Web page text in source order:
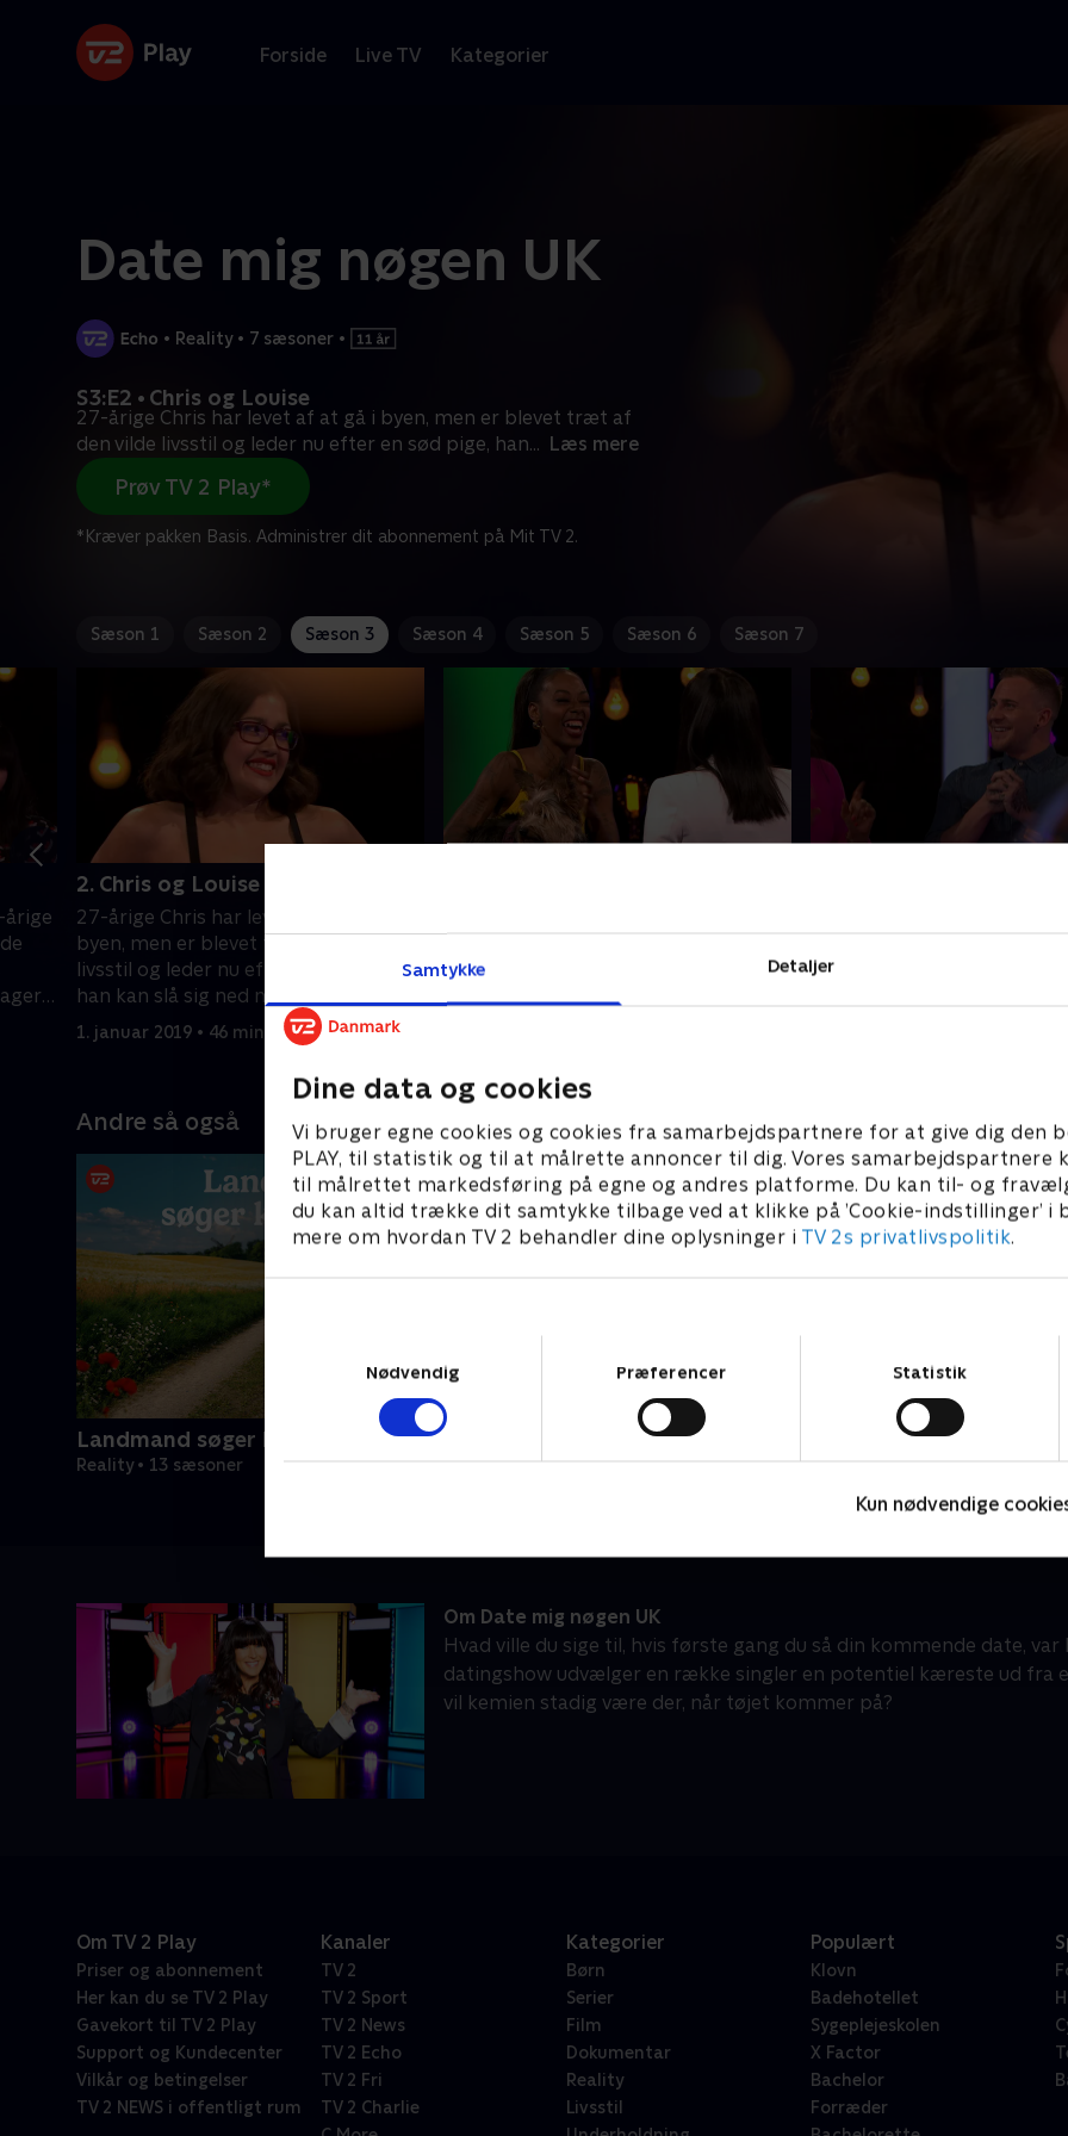
Samtykke Detaljer
Dine data og cookies
Vi bruger egne cookies og cookies fra samarbejdspartnere for at give dig den
PLAY, til statistik og til at målrette annoncer til dig. Vores samarbejdspartnere
til målrettet markedsføring på egne og andres platforme. Du kan til- og
du kan altid trække dit samtykke tilbage ved at klikke på ’Cookie-indstillinger’ i
mere om hvordan TV 2 behandler dine oplysninger i TV 2s privatlivspolitik.
Nødvendig
Præferencer Statistik
Kun nødvendige
Forside Live TV Kategorier
Date mig nøgen UK
• Reality • 7 sæsoner •
S3:E2 • Chris og Louise
27-årige Chris har levet af at gå i byen, men er blevet træt af
den vilde livsstil og leder nu efter en sød pige, han... Læs mere
Prøv TV 2 Play*
*Kræver pakken Basis. Administrer dit abonnement på Mit TV 2.
Sæson 1 Sæson 2 Sæson 3 Sæson 4 Sæson 5 Sæson 6 Sæson 7
årige
2. Chris og Louise
27-årige Chris har levet af at gå i
byen, men er blevet træt af den vilde
livsstil og leder nu efter en sød pige,
han kan slå sig ned med. 27-årige
Louise er fan af klassiske romantiske
romaner og søger en gammeldags
gentleman, der kan feje benene væk
under hende. Finder hun sin nøgne
prins på den hvide hest?
1. januar 2019 • 46 min
undtagen, når der gælder parforhold.
Leah er både til mænd og kvinder,
år er karateinstruktør og er født med
den arvelige sygdom cystisk fibrose.
Han håber at finde en nøgen pige,
der deler hans trang til at leve livet
fuldt ud.
blandt kvinderne, men er
nyt mod på tilværelsen og
en eventyrlysten kvinde at
med.
Andre så også
Landmand søger kærlighed
Reality • 13 sæsoner
Date mig nøgen - special
Om Date mig nøgen UK
Hvad ville du sige til, hvis første gang du så din kommende date,
datingshow udvælger en række singler en potentiel kæreste ud fra
vil kemien stadig være der, når tøjet kommer på?
Om TV 2 Play
Priser og abonnement
Her kan du se TV 2 Play
Gavekort til TV 2 Play
Support og Kundecenter
Vilkår og betingelser
TV 2 NEWS i offentligt rum
Kanaler
TV 2
TV 2 Sport
TV 2 News
TV 2 Echo
TV 2 Fri
TV 2 Charlie
Kategorier
Børn
Serier
Film
Dokumentar
Reality
Livsstil
Populært
Klovn
Badehotellet
Sygeplejeskolen
X Factor
Bachelor
Forræder